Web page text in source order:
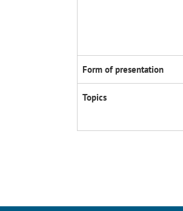
Form of presentation
Topics